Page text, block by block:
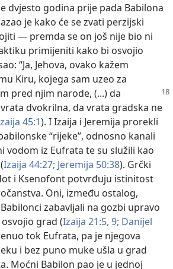
dvjesto godina prije pada Babilona
je kako će se zvati perzijski
— premda se on još nije bio ni
primijeniti kako bi osvojio
“Ja, Jehova, ovako kažem
Kiru, kojega sam uzeo za
pred njim narode, (...)da
dvokrilna, da vrata gradska ne
45:1). I Izaija i Jeremija prorekli
“rijeke”, odnosno kanali
vodom iz Eufrata te su služili kao
Izaija 44:27; Jeremija 50:38). Grčki
i Ksenofont potvrđuju istinitost
Oni, između ostalog,
zabavljali na gozbi upravo
grad (Izaija 21:5, 9; Danijel
tok Eufrata, pa je njegova
i bez puno muke ušla u grad
Moćni Babilon pao je u jednoj